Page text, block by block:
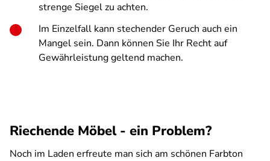
strenge Siegel zu achten.
Im Einzelfall kann stechender Geruch auch ein
Mangel sein. Dann können Sie Ihr Recht auf
Gewährleistung geltend machen.
Riechende Möbel - ein Problem?
Noch im Laden erfreute man sich am schönen Farbton